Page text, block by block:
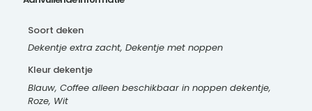
Soort deken
Dekentje extra zacht, Dekentje met noppen
Kleur dekentje
Blauw, Coffee alleen beschikbaar in noppen dekentje,
Roze, Wit